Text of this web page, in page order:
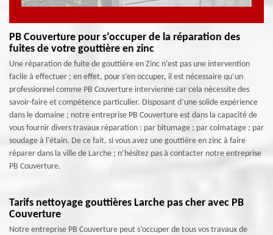
PB Couverture pour s’occuper de la réparation des
fuites de votre gouttière en zinc
Une réparation de fuite de gouttière en Zinc n’est pas une intervention
facile à effectuer ; en effet, pour s’en occuper, il est nécessaire qu’un
professionnel comme PB Couverture intervienne car cela nécessite des
savoir-faire et compétence particulier. Disposant d’une solide expérience
dans le domaine ; notre entreprise PB Couverture est dans la capacité de
vous fournir divers travaux réparation : par bitumage ; par colmatage ; par
soudage à l'étain. De ce fait, si vous avez une gouttière en zinc à faire
réparer dans la ville de Larche ; n’hésitez pas à contacter notre entreprise
PB Couverture.
Tarifs nettoyage gouttières Larche pas cher avec PB
Couverture
Notre entreprise PB Couverture peut s’occuper de tous vos travaux de